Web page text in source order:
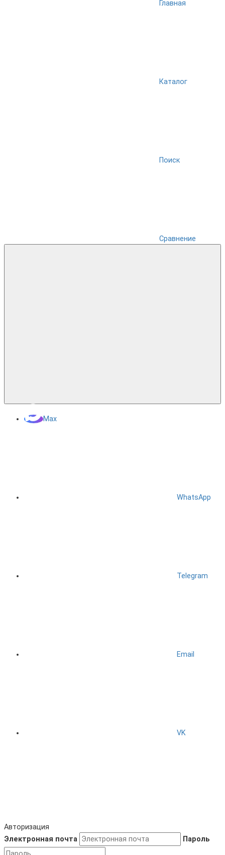
Главная
Каталог
Поиск
Сравнение
Max
WhatsApp
Telegram
Email
VK
Авторизация
Электронная почта
Пароль